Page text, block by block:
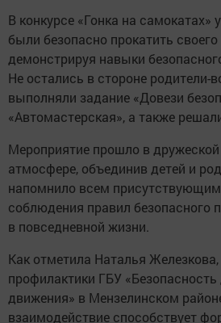
В конкурсе «Гонка на самокатах»
были безопасно прокатить
демонстрируя навыки
Не остались в стороне родители-
выполняли задание «Довези
«Автомастерская», а также
Мероприятие прошло в дружеской
атмосфере, объединив детей и
напомнило всем
соблюдения правил безопасного
в повседневной жизни.
Как отметила Наталья
профилактики ГБУ
движения» в Мензелинском
взаимодействие способствует